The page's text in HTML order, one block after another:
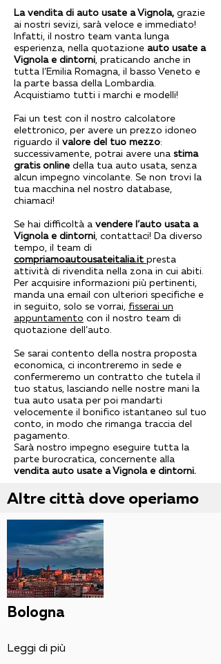
La vendita di auto usate a Vignola, grazie
ai nostri sevizi, sarà veloce e immediato!
Infatti, il nostro team vanta lunga
esperienza, nella quotazione auto usate a
Vignola e dintorni , praticando anche in
tutta l’Emilia Romagna, il basso Veneto e
la parte bassa della Lombardia.
Acquistiamo tutti i marchi e modelli!
Fai un test con il nostro calcolatore
elettronico, per avere un prezzo idoneo
riguardo il valore del tuo mezzo:
successivamente, potrai avere una stima
gratis online della tua auto usata, senza
alcun impegno vincolante. Se non trovi la
tua macchina nel nostro database,
chiamaci!
Se hai difficoltà a vendere l’auto usata a
Vignola e dintorni , contattaci! Da diverso
tempo, il team di
compriamoautousateitalia.it presta
attività di rivendita nella zona in cui abiti.
Per acquisire informazioni più pertinenti,
manda una email con ulteriori specifiche e
in seguito, solo se vorrai, fisserai un
appuntamento con il nostro team di
quotazione dell’auto.
Se sarai contento della nostra proposta
economica, ci incontreremo in sede e
confermeremo un contratto che tutela il
tuo status, lasciando nelle nostre mani la
tua auto usata per poi mandarti
velocemente il bonifico istantaneo sul tuo
conto, in modo che rimanga traccia del
pagamento.
Sarà nostro impegno eseguire tutta la
parte burocratica, concernente alla
vendita auto usate a Vignola e dintorni.
Altre città dove operiamo
Bologna
Leggi di più